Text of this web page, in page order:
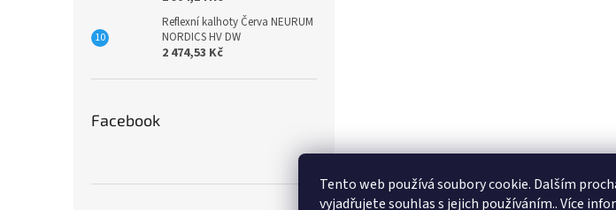
Tento web používá soubory cookie. Dalším
vyjadřujete souhlas s jejich používáním.. Více
Reflexní kalhoty Červa NEURUM
NORDICS HV DW
2 474,53 Kč
Facebook